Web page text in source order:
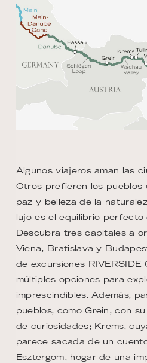
Algunos viajeros aman las
Otros prefieren los pueblos
paz y belleza de la
lujo es el equilibrio perfecto
Descubra tres capitales a
Viena, Bratislava y
de excursiones RIVERSIDE
múltiples opciones para
imprescindibles. Además,
pueblos, como Grein, con
de curiosidades; Krems,
parece sacada de un
Esztergom, hogar de una